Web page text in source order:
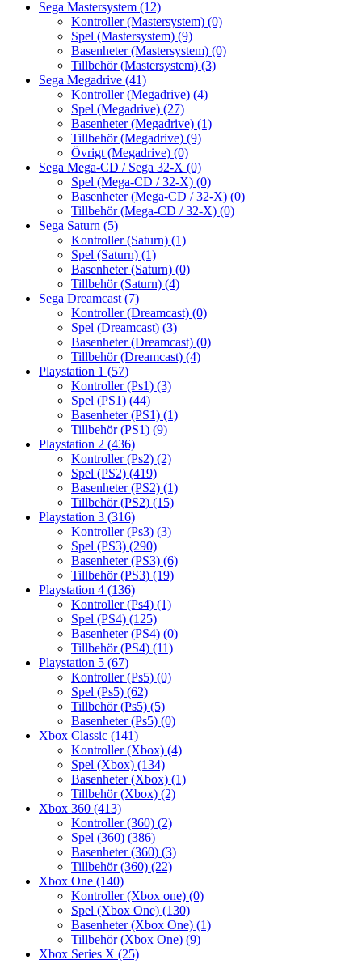
Sega Mastersystem (12)
Kontroller (Mastersystem) (0)
Spel (Mastersystem) (9)
Basenheter (Mastersystem) (0)
Tillbehör (Mastersystem) (3)
Sega Megadrive (41)
Kontroller (Megadrive) (4)
Spel (Megadrive) (27)
Basenheter (Megadrive) (1)
Tillbehör (Megadrive) (9)
Övrigt (Megadrive) (0)
Sega Mega-CD / Sega 32-X (0)
Spel (Mega-CD / 32-X) (0)
Basenheter (Mega-CD / 32-X) (0)
Tillbehör (Mega-CD / 32-X) (0)
Sega Saturn (5)
Kontroller (Saturn) (1)
Spel (Saturn) (1)
Basenheter (Saturn) (0)
Tillbehör (Saturn) (4)
Sega Dreamcast (7)
Kontroller (Dreamcast) (0)
Spel (Dreamcast) (3)
Basenheter (Dreamcast) (0)
Tillbehör (Dreamcast) (4)
Playstation 1 (57)
Kontroller (Ps1) (3)
Spel (PS1) (44)
Basenheter (PS1) (1)
Tillbehör (PS1) (9)
Playstation 2 (436)
Kontroller (Ps2) (2)
Spel (PS2) (419)
Basenheter (PS2) (1)
Tillbehör (PS2) (15)
Playstation 3 (316)
Kontroller (Ps3) (3)
Spel (PS3) (290)
Basenheter (PS3) (6)
Tillbehör (PS3) (19)
Playstation 4 (136)
Kontroller (Ps4) (1)
Spel (PS4) (125)
Basenheter (PS4) (0)
Tillbehör (PS4) (11)
Playstation 5 (67)
Kontroller (Ps5) (0)
Spel (Ps5) (62)
Tillbehör (Ps5) (5)
Basenheter (Ps5) (0)
Xbox Classic (141)
Kontroller (Xbox) (4)
Spel (Xbox) (134)
Basenheter (Xbox) (1)
Tillbehör (Xbox) (2)
Xbox 360 (413)
Kontroller (360) (2)
Spel (360) (386)
Basenheter (360) (3)
Tillbehör (360) (22)
Xbox One (140)
Kontroller (Xbox one) (0)
Spel (Xbox One) (130)
Basenheter (Xbox One) (1)
Tillbehör (Xbox One) (9)
Xbox Series X (25)